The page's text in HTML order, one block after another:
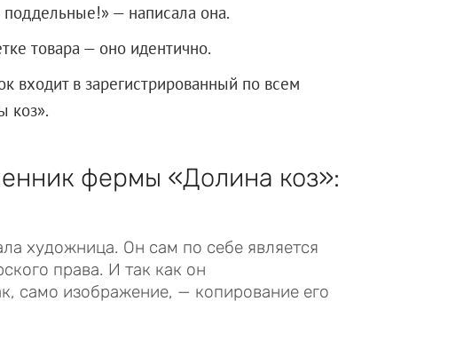
— написала она.
товара — оно идентично.
входит в зарегистрированный по всем
коз».
фермы «Долина коз»:
художница. Он сам по себе является
права. И так как он
само изображение, — копирование его